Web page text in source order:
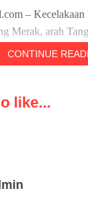
– Kecelakaan
Merak, arah
Serang,
beredar,
korban
dijalan tol
tersebut Para
akibat
CONTINUE
like...